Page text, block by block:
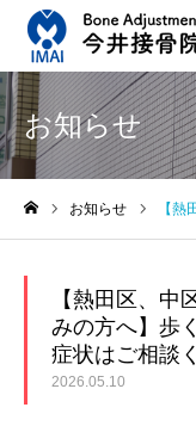
お知らせ
お知らせ 【熱田
【熱田区、中
みの方へ】歩
症状はご相談
2026.05.10